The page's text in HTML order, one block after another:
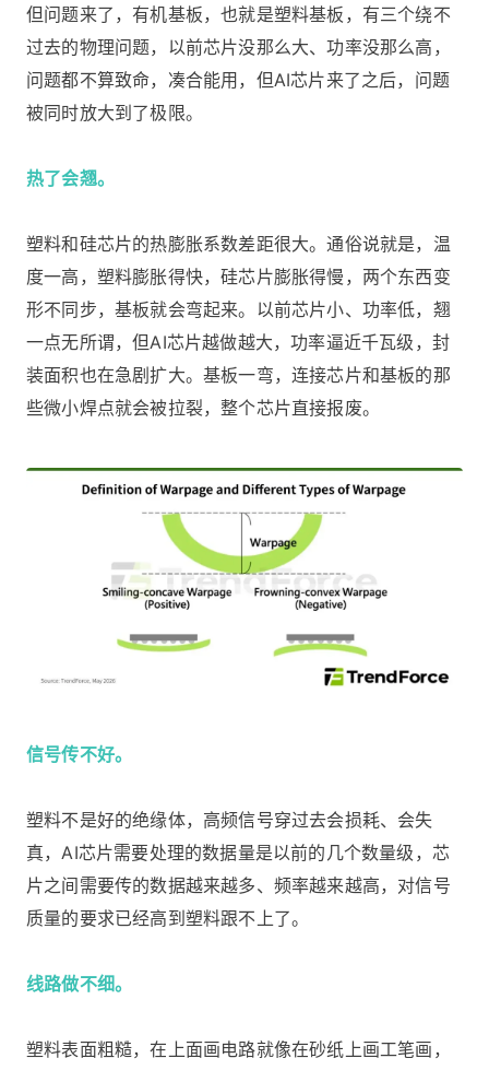
但问题来了，有机基板，也就是塑料基板，有三个绕不
过去的物理问题，以前芯片没那么大、功率没那么高，
问题都不算致命，凑合能用，但AI芯片来了之后，问题
被同时放大到了极限。
热了会翘。
塑料和硅芯片的热膨胀系数差距很大。通俗说就是，温
度一高，塑料膨胀得快，硅芯片膨胀得慢，两个东西变
形不同步，基板就会弯起来。以前芯片小、功率低，翘
一点无所谓，但AI芯片越做越大，功率逼近千瓦级，封
装面积也在急剧扩大。基板一弯，连接芯片和基板的那
些微小焊点就会被拉裂，整个芯片直接报废。
信号传不好。
塑料不是好的绝缘体，高频信号穿过去会损耗、会失
真，AI芯片需要处理的数据量是以前的几个数量级，芯
片之间需要传的数据越来越多、频率越来越高，对信号
质量的要求已经高到塑料跟不上了。
线路做不细。
塑料表面粗糙，在上面画电路就像在砂纸上画工笔画，